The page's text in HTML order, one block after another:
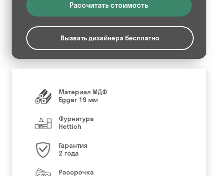
Рассчитать стоимость
Вызвать дизайнера бесплатно
Материал МДФ
Egger 19 мм
Фурнитура
Hettich
Гарантия
2 года
Рассрочка